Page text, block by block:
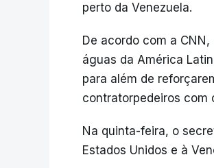
perto da Venezuela.
De acordo com a
águas da América
para além de
contratorpedeiros com
Na quinta-feira, o
Estados Unidos e à